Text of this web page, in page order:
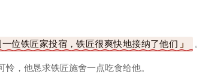
位铁匠家投宿，铁匠很爽快地接纳了他们 。
，他恳求铁匠施舍一点吃食给他。